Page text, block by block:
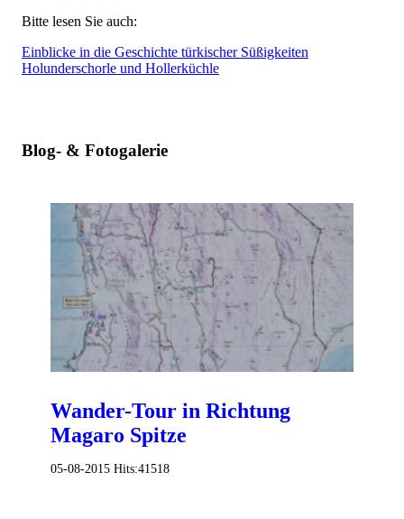
Bitte lesen Sie auch:
Einblicke in die Geschichte türkischer Süßigkeiten
Holunderschorle und Hollerküchle
Blog- & Fotogalerie
Wander-Tour in Richtung
Magaro Spitze
05-08-2015 Hits:41518